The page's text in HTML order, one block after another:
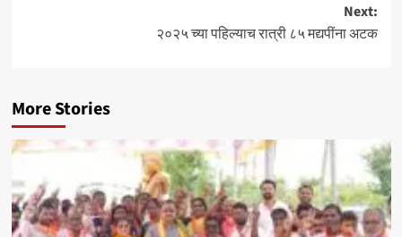
Next:
२०२५ च्या पहिल्याच रात्री ८५ मद्यपींना अटक
More Stories